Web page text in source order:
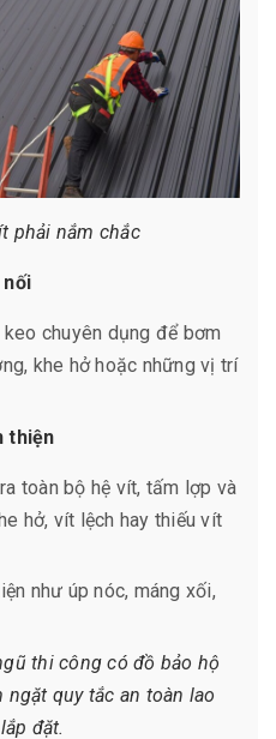
phải nắm chắc
nối
chuyên dụng để bơm
khe hở hoặc những vị trí
thiện
toàn bộ hệ vít, tấm lợp và
hở, vít lệch hay thiếu vít
như úp nóc, máng xối,
thi công có đồ bảo hộ
quy tắc an toàn lao
đặt.